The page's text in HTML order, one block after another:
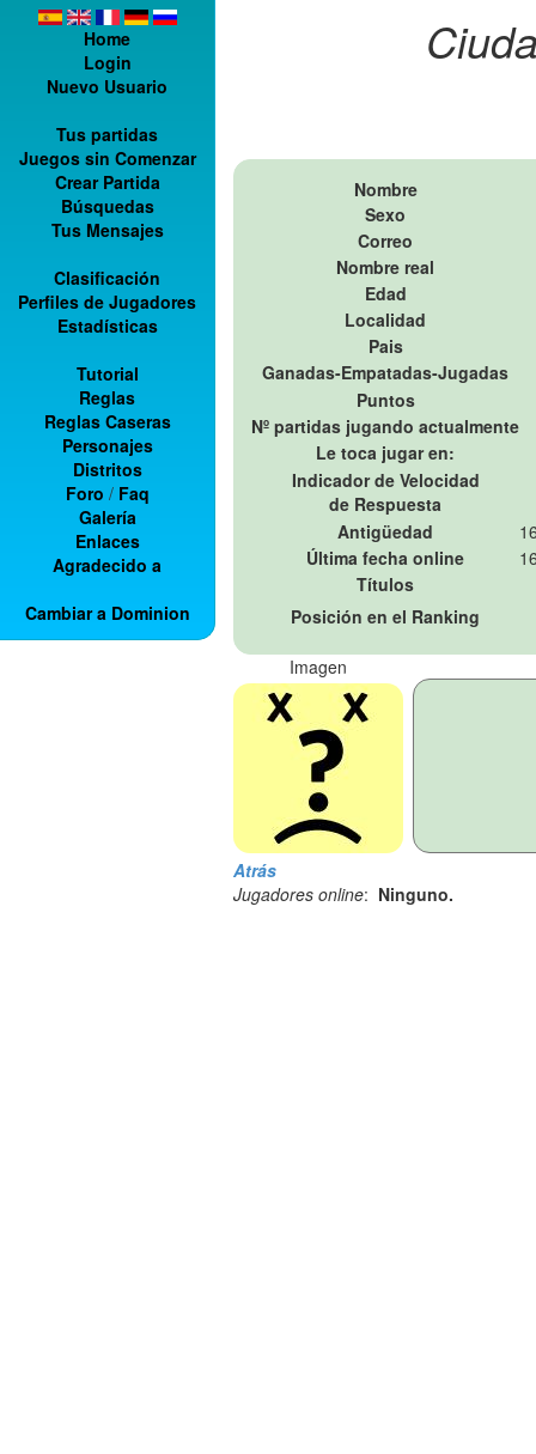
Home
Login
Nuevo Usuario
Tus partidas
Juegos sin Comenzar
Crear Partida
Búsquedas
Tus Mensajes
Clasificación
Perfiles de Jugadores
Estadísticas
Tutorial
Reglas
Reglas Caseras
Personajes
Distritos
Foro / Faq
Galería
Enlaces
Agradecido a
Cambiar a Dominion
Nombre
Sexo
Correo
Nombre real
Edad
Localidad
Pais
Ganadas-Empatadas-Jugadas
Puntos
Nº partidas jugando actualmente
Le toca jugar en:
Indicador de Velocidad
de Respuesta
Antigüedad
Última fecha online
Títulos
Posición en el Ranking
Imagen
Atrás
Jugadores online: Ninguno.